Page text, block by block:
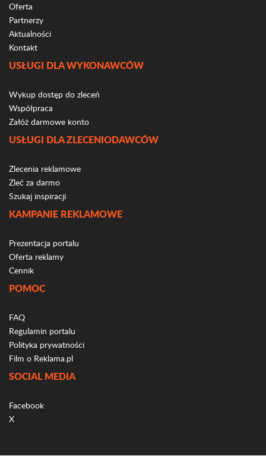
Oferta
Partnerzy
Aktualności
Kontakt
USŁUGI DLA WYKONAWCÓW
Wykup dostęp do zleceń
Współpraca
Załóż darmowe konto
USŁUGI DLA ZLECENIODAWCÓW
Zlecenia reklamowe
Zleć za darmo
Szukaj inspiracji
KAMPANIE REKLAMOWE
Prezentacja portalu
Oferta reklamy
Cennik
POMOC
FAQ
Regulamin portalu
Polityka prywatności
Film o Reklama.pl
SOCIAL MEDIA
Facebook
X